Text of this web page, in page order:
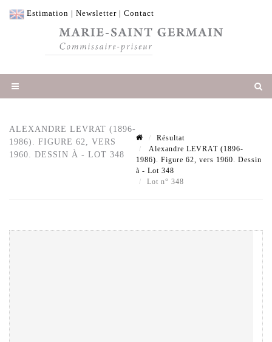
Estimation | Newsletter | Contact
ALEXANDRE LEVRAT (1896-
1986). FIGURE 62, VERS
1960. DESSIN À - LOT 348
Résultat
Alexandre LEVRAT (1896-
1986). Figure 62, vers 1960. Dessin
à - Lot 348
Lot n° 348